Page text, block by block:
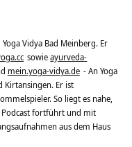
Vidya Bad Meinberg. Er
sowieayurveda-
mein.yoga-vidya.de - An Yoga
Kirtansingen. Er ist
So liegt es nahe,
Podcast fortführt und mit
aus dem Haus